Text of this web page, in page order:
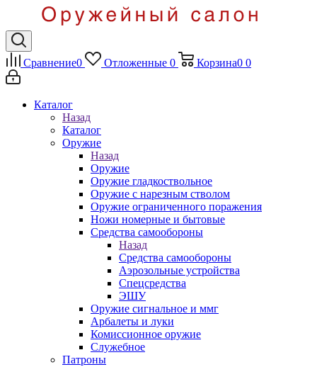
Сравнение0 Отложенные 0 Корзина0 0
Каталог
Назад
Каталог
Оружие
Назад
Оружие
Оружие гладкоствольное
Оружие с нарезным стволом
Оружие ограниченного поражения
Ножи номерные и бытовые
Средства самообороны
Назад
Средства самообороны
Аэрозольные устройства
Спецсредства
ЭШУ
Оружие сигнальное и ммг
Арбалеты и луки
Комиссионное оружие
Служебное
Патроны